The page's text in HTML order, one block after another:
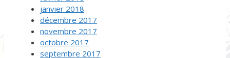
janvier 2018
décembre 2017
novembre 2017
octobre 2017
septembre 2017